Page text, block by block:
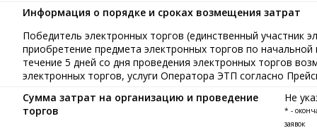
Информация о порядке и сроках возмещения затрат
Победитель электронных торгов (единственный участник
приобретение предмета электронных торгов по
течение 5 дней со дня проведения электронных торгов
электронных торгов, услуги Оператора ЭТП согласно
Сумма затрат на организацию и проведение
торгов
Не
* -
заявок